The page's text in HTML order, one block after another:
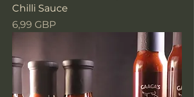
Chilli Sauce
Precio
6,99 GBP